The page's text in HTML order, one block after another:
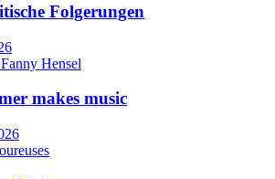
Folgerungen
makes music